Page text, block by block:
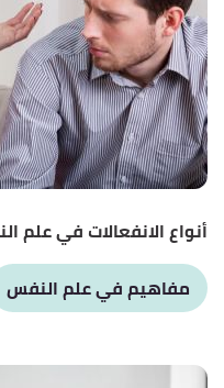
أنواع الانفعالات في علم
مفاهيم في علم النفس